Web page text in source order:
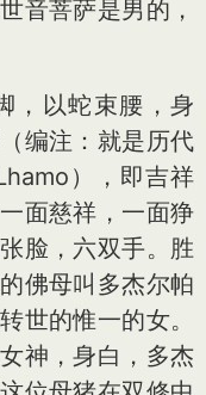
音菩萨是男的，
，以蛇束腰，身
编注：就是历代
），即吉祥
面慈祥，一面狰
脸，六双手。胜
佛母叫多杰尔帕
世的惟一的女。
神，身白，多杰